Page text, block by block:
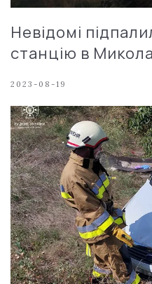
Невідомі
станцію в
2023-08-19